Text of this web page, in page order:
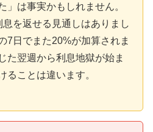
」は事実かもしれません。
を返せる見通しはありまし
7日でまた20%が加算されま
た翌週から利息地獄が始ま
ることは違います。